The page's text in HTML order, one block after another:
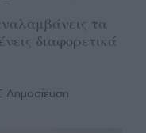
τα
διαφορετικά
Δημοσίευση